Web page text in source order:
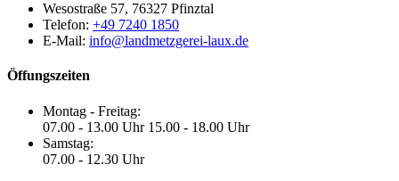
Wesostraße 57, 76327 Pfinztal
Telefon: +49 7240 1850
E-Mail: info@landmetzgerei-laux.de
Öffungszeiten
Montag - Freitag:
07.00 - 13.00 Uhr 15.00 - 18.00 Uhr
Samstag:
07.00 - 12.30 Uhr